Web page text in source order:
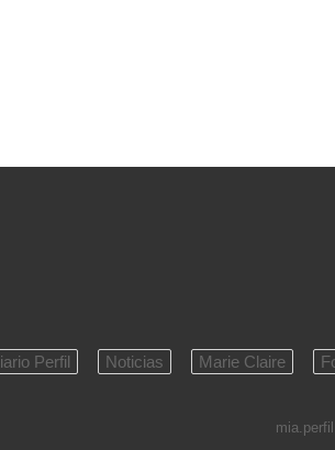
Perfil Noticias Marie Claire